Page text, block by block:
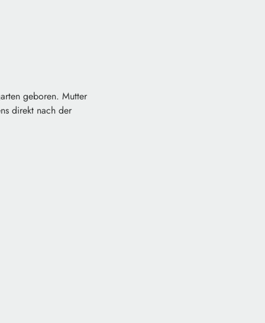
geboren. Mutter
direkt nach der